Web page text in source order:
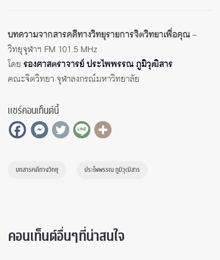
บทความจากสารคดีทางวิทยุรายการจิตวิทยาเพื่อคุณ–
วิทยุจุฬาฯ FM 101.5 MHz
โดย รองศาสตราจารย์ ประไพพรรณ ภูมิวุฒิสาร
คณะจิตวิทยา จุฬาลงกรณ์มหาวิทยาลัย
แชร์คอนเท็นต์นี้
บทสารคดีทางวิทยุ ประไพพรรณ ภูมิวุฒิสาร
คอนเท็นต์อื่นๆที่น่าสนใจ